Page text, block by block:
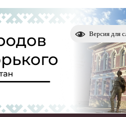
Версия для